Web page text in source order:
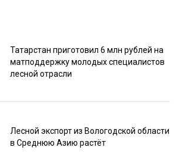
Татарстан приготовил 6 млн рублей на
матподдержку молодых специалистов
лесной отрасли
Лесной экспорт из Вологодской области
в Среднюю Азию растёт